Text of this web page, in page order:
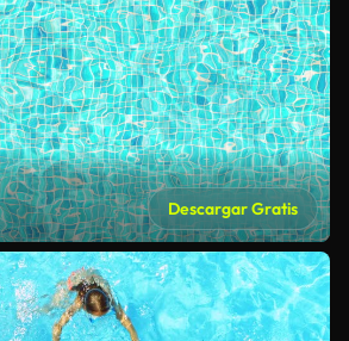
Descargar Gratis